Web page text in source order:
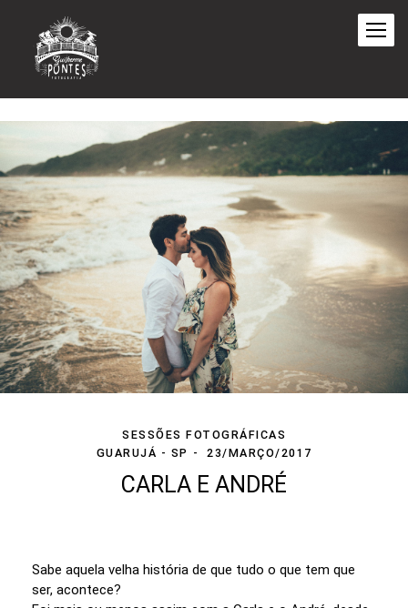
SESSÕES FOTOGRÁFICAS
GUARUJÁ - SP
23/MARÇO/2017
CARLA E ANDRÉ
Sabe aquela velha história de que tudo o que tem que
ser, acontece?